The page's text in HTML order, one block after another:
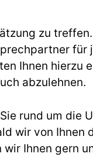
zu
für
Ihnen hierzu
abzulehnen.
rund um die
wir von Ihnen
Ihnen gern